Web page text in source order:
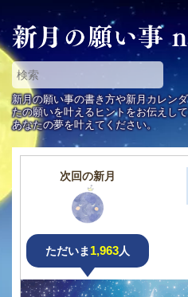
新月の願い事の書き方や新月カレン
たの願いを叶えるヒントをお伝えし
あなたの夢を叶えてください。
次回の新月
ただいま 1,963人